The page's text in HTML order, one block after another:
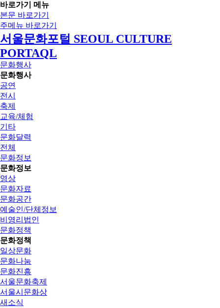
바로가기 메뉴
본문 바로가기
주메뉴 바로가기
서울문화포털 SEOUL CULTURE
PORTAQL
문화행사
문화행사
공연
전시
축제
교육/체험
기타
문화달력
전체
문화정보
문화정보
영상
문화자료
문화공간
예술인/단체정보
비영리법인
문화정책
문화정책
일상문화
문화나눔
문화진흥
서울문화축제
서울시문화상
새소식